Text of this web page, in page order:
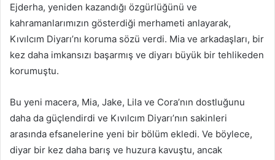
Ejderha, yeniden kazandığı özgürlüğünü ve
kahramanlarımızın gösterdiği merhameti anlayarak,
Kıvılcım Diyarı’nı koruma sözü verdi. Mia ve arkadaşları, bir
kez daha imkansızı başarmış ve diyarı büyük bir tehlikeden
korumuştu.
Bu yeni macera, Mia, Jake, Lila ve Cora’nın dostluğunu
daha da güçlendirdi ve Kıvılcım Diyarı’nın sakinleri
arasında efsanelerine yeni bir bölüm ekledi. Ve böylece,
diyar bir kez daha barış ve huzura kavuştu, ancak